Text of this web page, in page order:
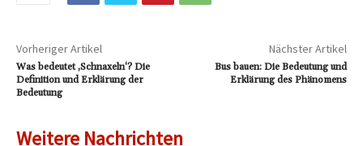
Vorheriger Artikel
Was bedeutet ‚Schnaxeln‘? Die
Definition und Erklärung der
Bedeutung
Nächster Artikel
Bus bauen: Die Bedeutung und
Erklärung des Phänomens
Weitere Nachrichten